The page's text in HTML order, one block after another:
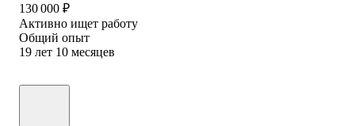
130 000 ₽
Активно ищет работу
Общий опыт
19 лет 10 месяцев